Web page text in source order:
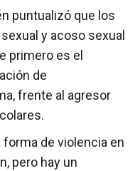
puntualizó que los
y acoso sexual
primero es el
de
frente al agresor
de violencia en
pero hay un